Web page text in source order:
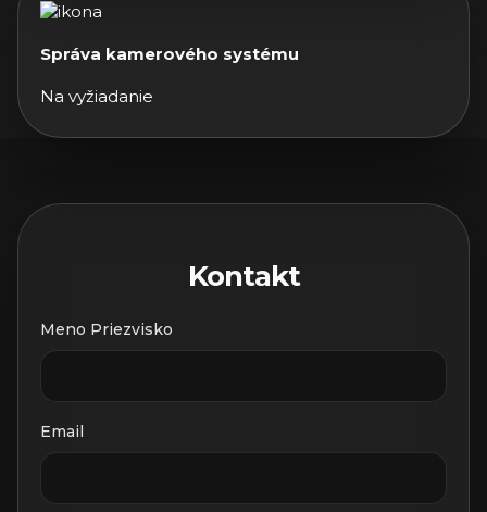
Správa kamerového systému
Na vyžiadanie
Kontakt
Meno Priezvisko
Email